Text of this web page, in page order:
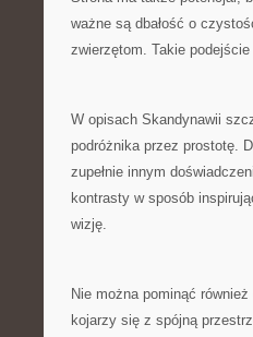
ważne są dbałość o
zwierzętom. Takie
W opisach Skandynawii
podróżnika przez prostotę.
zupełnie innym
kontrasty w sposób
wizję.
Nie można pominąć
kojarzy się z spójną